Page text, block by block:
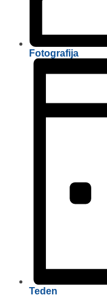
Fotografija
Teden